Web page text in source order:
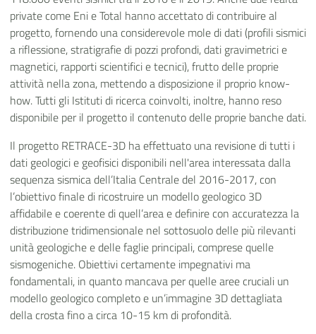
private come Eni e Total hanno accettato di contribuire al
progetto, fornendo una considerevole mole di dati (profili sismici
a riflessione, stratigrafie di pozzi profondi, dati gravimetrici e
magnetici, rapporti scientifici e tecnici), frutto delle proprie
attività nella zona, mettendo a disposizione il proprio know-
how. Tutti gli Istituti di ricerca coinvolti, inoltre, hanno reso
disponibile per il progetto il contenuto delle proprie banche dati.
Il progetto RETRACE-3D ha effettuato una revisione di tutti i
dati geologici e geofisici disponibili nell'area interessata dalla
sequenza sismica dell’Italia Centrale del 2016-2017, con
l’obiettivo finale di ricostruire un modello geologico 3D
affidabile e coerente di quell’area e definire con accuratezza la
distribuzione tridimensionale nel sottosuolo delle più rilevanti
unità geologiche e delle faglie principali, comprese quelle
sismogeniche. Obiettivi certamente impegnativi ma
fondamentali, in quanto mancava per quelle aree cruciali un
modello geologico completo e un’immagine 3D dettagliata
della crosta fino a circa 10-15 km di profondità.